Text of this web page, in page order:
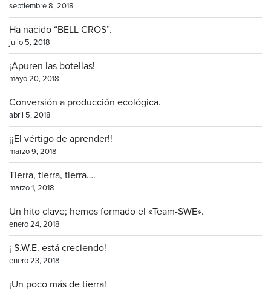
septiembre 8, 2018
Ha nacido “BELL CROS”.
julio 5, 2018
¡Apuren las botellas!
mayo 20, 2018
Conversión a producción ecológica.
abril 5, 2018
¡¡El vértigo de aprender!!
marzo 9, 2018
Tierra, tierra, tierra….
marzo 1, 2018
Un hito clave; hemos formado el «Team-SWE».
enero 24, 2018
¡ S.W.E. está creciendo!
enero 23, 2018
¡Un poco más de tierra!